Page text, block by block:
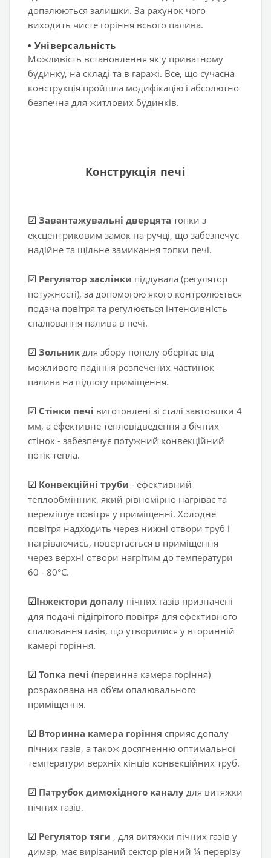
допалюються залишки. За рахунок чого
виходить чисте горіння всього палива.
• Універсальність
Можливість встановлення як у приватному
будинку, на складі та в гаражі. Все, що сучасна
конструкція пройшла модифікацію і абсолютно
безпечна для житлових будинків.
Конструкція печі
☑ Завантажувальні дверцята топки з
ексцентриковим замок на ручці, що забезпечує
надійне та щільне замикання топки печі.
☑ Регулятор заслінки піддувала (регулятор
потужності), за допомогою якого контролюється
подача повітря та регулюється інтенсивність
спалювання палива в печі.
☑ Зольник для збору попелу оберігає від
можливого падіння розпечених частинок
палива на підлогу приміщення.
☑ Стінки печі виготовлені зі сталі завтовшки 4
мм, а ефективне тепловідведення з бічних
стінок - забезпечує потужний конвекційний
потік тепла.
☑ Конвекційні труби - ефективний
теплообмінник, який рівномірно нагріває та
перемішує повітря у приміщенні. Холодне
повітря надходить через нижні отвори труб і
нагріваючись, повертається в приміщення
через верхні отвори нагрітим до температури
60 - 80°С.
☑Інжектори допалу пічних газів призначені
для подачі підігрітого повітря для ефективного
спалювання газів, що утворилися у вторинній
камері горіння.
☑ Топка печі (первинна камера горіння)
розрахована на об'єм опалювального
приміщення.
☑ Вторинна камера горіння сприяє допалу
пічних газів, а також досягненню оптимальної
температури верхніх кінців конвекційних труб.
☑ Патрубок димохідного каналу для витяжки
пічних газів.
☑ Регулятор тяги , для витяжки пічних газів у
димар, має вирізаний сектор рівний ¼ перерізу